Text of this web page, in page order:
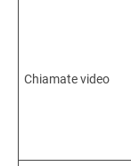
Chiamate video